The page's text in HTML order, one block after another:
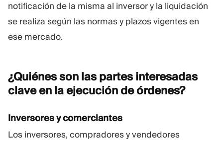
notificación de la misma al inversor y la liquidación
se realiza según las normas y plazos vigentes en
ese mercado.
¿Quiénes son las partes interesadas
clave en la ejecución deórdenes?
Inversores y comerciantes
Los inversores, compradores y vendedores